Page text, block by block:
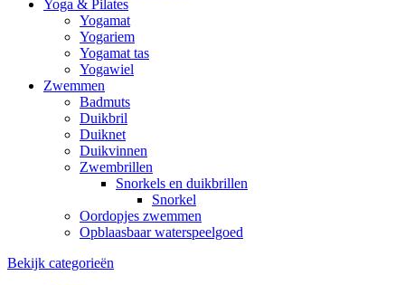
Yoga & Pilates
Yogamat
Yogariem
Yogamat tas
Yogawiel
Zwemmen
Badmuts
Duikbril
Duiknet
Duikvinnen
Zwembrillen
Snorkels en duikbrillen
Snorkel
Oordopjes zwemmen
Opblaasbaar waterspeelgoed
Bekijk categorieën